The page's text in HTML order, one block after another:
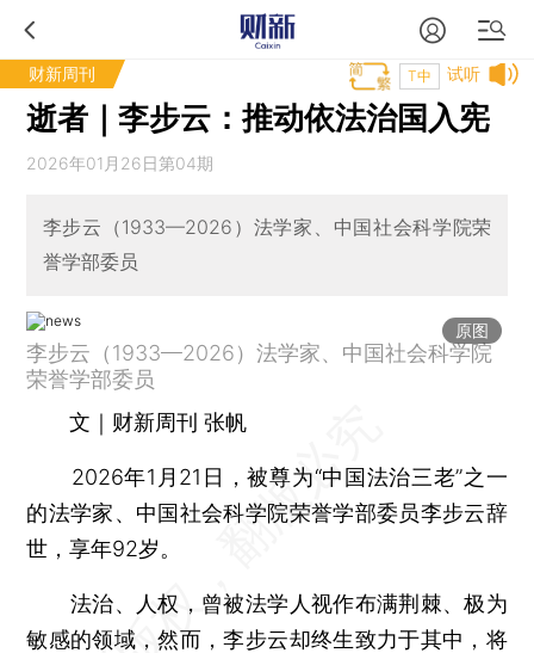
财新周刊 试听
T中
逝者｜李步云：推动依法治国入宪
2026年01月26日第04期
李步云（1933—2026）法学家、中国社会科学院荣
誉学部委员
原图
李步云（1933—2026）法学家、中国社会科学院
荣誉学部委员
文｜财新周刊 张帆
2026年1月21日，被尊为“中国法治三老”之一
的法学家、中国社会科学院荣誉学部委员李步云辞
世，享年92岁。
法治、人权，曾被法学人视作布满荆棘、极为
敏感的领域，然而，李步云却终生致力于其中，将